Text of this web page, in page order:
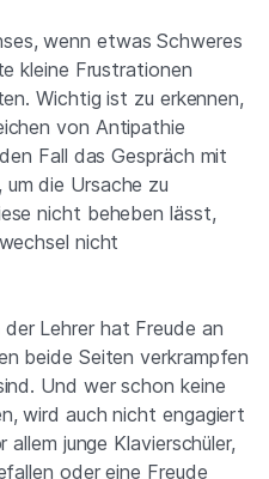
wenn etwas Schweres
kleine Frustrationen
Wichtig ist zu erkennen,
von Antipathie
Fall das Gespräch mit
die Ursache zu
nicht beheben lässt,
nicht
Lehrer hat Freude an
beide Seiten verkrampfen
Und wer schon keine
wird auch nicht engagiert
allem junge Klavierschüler,
oder eine Freude